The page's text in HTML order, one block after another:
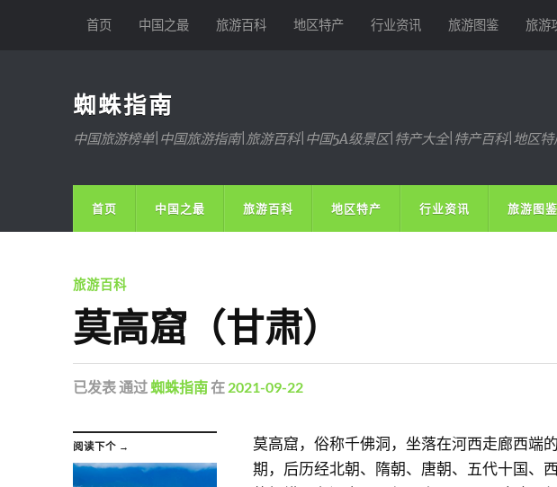
首页 中国之最 旅游百科 地区特产 行业资讯 旅游图鉴 旅游
蜘蛛指南
中国旅游榜单|中国旅游指南|旅游百科|中国5A级景区|特产大全|特产百科|地区
首页 中国之最 旅游百科 地区特产 行业资讯 旅游图鉴
旅游百科
莫高窟（甘肃）
已发表通过蜘蛛指南在 2021-09-22
阅读下个 →
莫高窟，俗称千佛洞，坐落在河西走廊西端
期，后历经北朝、隋朝、唐朝、五代十国、